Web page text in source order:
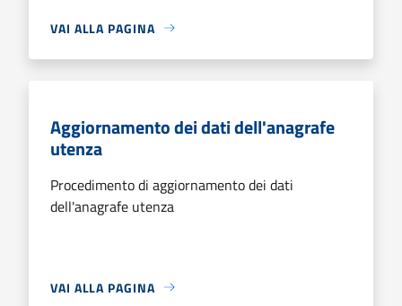
VAI ALLA PAGINA
Aggiornamento dei dati dell'anagrafe
utenza
Procedimento di aggiornamento dei dati
dell'anagrafe utenza
VAI ALLA PAGINA